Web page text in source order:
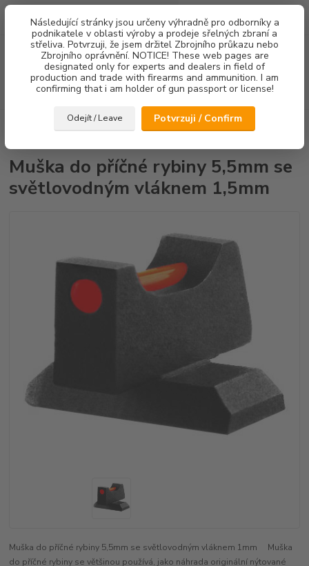
Následující stránky jsou určeny výhradně pro odborníky a
podnikatele v oblasti výroby a prodeje sřelných zbraní a
střeliva. Potvrzuji, že jsem držitel Zbrojního průkazu nebo
Zbrojního oprávnění. NOTICE! These web pages are
designated only for experts and dealers in field of
production and trade with firearms and ammunition. I am
confirming that i am holder of gun passport or license!
Odejít / Leave Potvrzuji / Confirm
Menu
Hledat
za0,00 Kč
CZ75/CZ85 Mušky
Muška do příčné rybiny 5,5mm
Muška do příčné rybiny 5,5mm se
světlovodným vláknem 1,5mm
Muška do příčné rybiny 5,5mm se světlovodným vláknem 1mm Muška
do příčné rybiny se většinou používá, jako náhrada originální nýtované